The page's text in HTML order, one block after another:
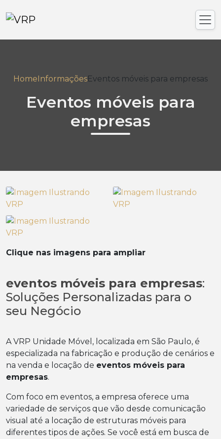
HomeInformaçõesEventos móveis para empresas
Eventos móveis para
empresas
Clique nas imagens para ampliar
eventos móveis para empresas:
Soluções Personalizadas para o
seu Negócio
A VRP Unidade Móvel, localizada em São Paulo, é
especializada na fabricação e produção de cenários e
na venda e locação de eventos móveis para
empresas.
Com foco em eventos, a empresa oferece uma
variedade de serviços que vão desde comunicação
visual até a locação de estruturas móveis para
diferentes tipos de ações. Se você está em busca de